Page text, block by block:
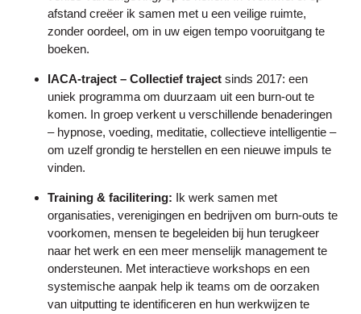
afstand creëer ik samen met u een veilige ruimte,
zonder oordeel, om in uw eigen tempo vooruitgang te
boeken.
IACA-traject – Collectief traject sinds 2017: een
uniek programma om duurzaam uit een burn-out te
komen. In groep verkent u verschillende benaderingen
– hypnose, voeding, meditatie, collectieve intelligentie –
om uzelf grondig te herstellen en een nieuwe impuls te
vinden.
Training & facilitering: Ik werk samen met
organisaties, verenigingen en bedrijven om burn-outs te
voorkomen, mensen te begeleiden bij hun terugkeer
naar het werk en een meer menselijk management te
ondersteunen. Met interactieve workshops en een
systemische aanpak help ik teams om de oorzaken
van uitputting te identificeren en hun werkwijzen te